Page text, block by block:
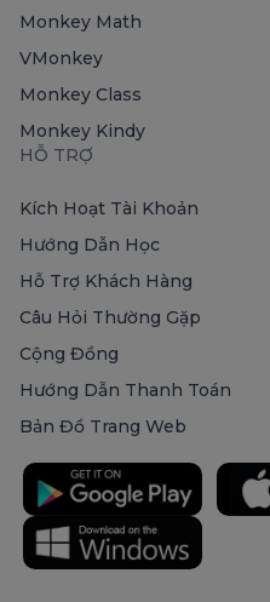
Monkey Math
VMonkey
Monkey Class
Monkey Kindy
HỖ TRỢ
Kích Hoạt Tài Khoản
Hướng Dẫn Học
Hỗ Trợ Khách Hàng
Câu Hỏi Thường Gặp
Cộng Đồng
Hướng Dẫn Thanh Toán
Bản Đồ Trang Web